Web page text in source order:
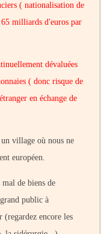
( nationalisation de
milliards d'euros par
dévaluées
( donc risque de
en échange de
village où nous ne
européen.
de biens de
public à
encore les